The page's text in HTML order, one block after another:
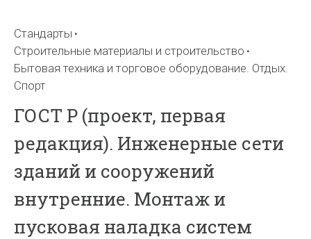
Стандарты
Строительные материалы и строительство
Бытовая техника и торговое оборудование. Отдых.
Спорт
ГОСТ Р (проект, первая
редакция). Инженерные сети
зданий и сооружений
внутренние. Монтаж и
пусковая наладка систем